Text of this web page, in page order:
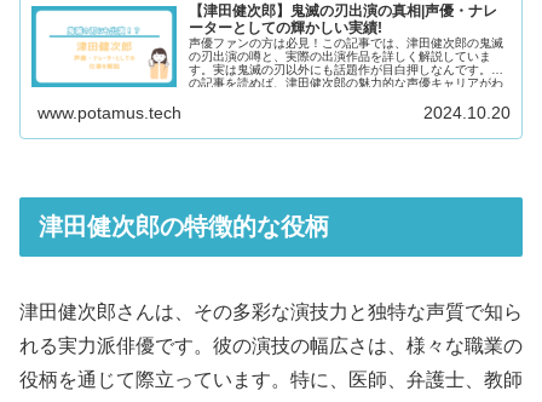
【津田健次郎】鬼滅の刃出演の真相|声優・ナレ
ーターとしての輝かしい実績!
声優ファンの方は必見！この記事では、津田健次郎の鬼滅
の刃出演の噂と、実際の出演作品を詳しく解説していま
す。実は鬼滅の刃以外にも話題作が目白押しなんです。こ
の記事を読めば、津田健次郎の魅力的な声優キャリアがわ
www.potamus.tech 2024.10.20
津田健次郎の特徴的な役柄
津田健次郎さんは、その多彩な演技力と独特な声質で知ら
れる実力派俳優です。彼の演技の幅広さは、様々な職業の
役柄を通じて際立っています。特に、医師、弁護士、教師